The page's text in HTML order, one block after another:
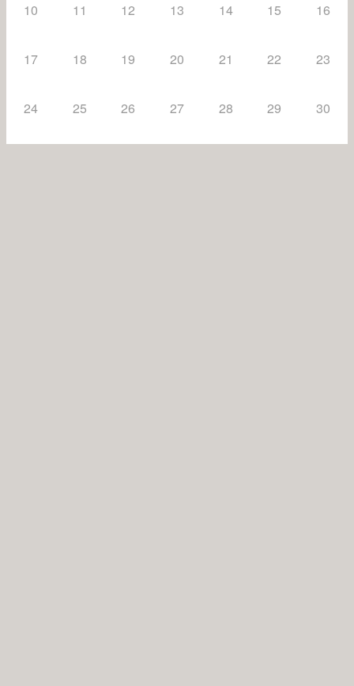
10 11 12 13 14 15 16
17 18 19 20 21 22 23
24 25 26 27 28 29 30